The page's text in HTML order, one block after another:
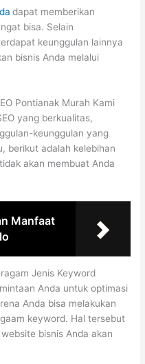
dapat memberikan
bisa. Selain
keunggulan lainnya
bisnis Anda melalui
Pontianak Murah Kami
yang berkualitas,
keunggulan yang
berikut adalah kelebihan
akan membuat Anda
Manfaat
Jenis Keyword
Anda untuk optimasi
Anda bisa melakukan
keyword. Hal tersebut
bisnis Anda akan